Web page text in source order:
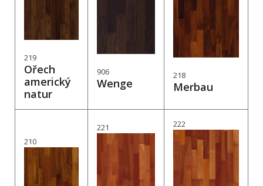
219
Ořech
americký
natur
906
Wenge
218
Merbau
210
221 222